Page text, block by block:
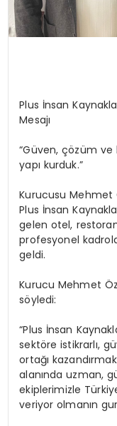
Plus İnsan
Mesajı
“Güven, çözüm ve
yapı kurduk.”
Kurucusu Mehmet
Plus İnsan
gelen otel,
profesyonel
geldi.
Kurucu Mehmet
söyledi:
“Plus İnsan
sektöre istikrarlı,
ortağı
alanında uzman,
ekiplerimizle
veriyor olmanın